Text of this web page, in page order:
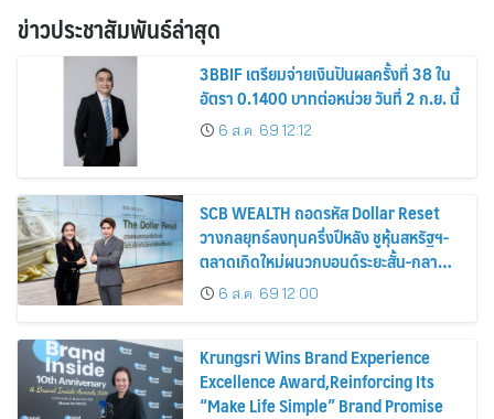
ข่าวประชาสัมพันธ์ล่าสุด
3BBIF เตรียมจ่ายเงินปันผลครั้งที่ 38 ใน
อัตรา 0.1400 บาทต่อหน่วย วันที่ 2 ก.ย. นี้
6 ส.ค. 69 12:12
SCB WEALTH ถอดรหัส Dollar Reset
วางกลยุทธ์ลงทุนครึ่งปีหลัง ชูหุ้นสหรัฐฯ-
ตลาดเกิดใหม่ผนวกบอนด์ระยะสั้น-กลาง
เสริมพอร์ตแกร่ง
6 ส.ค. 69 12:00
Krungsri Wins Brand Experience
Excellence Award,Reinforcing Its
“Make Life Simple” Brand Promise